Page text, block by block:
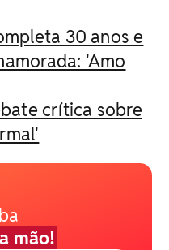
30 anos e
'Amo
crítica sobre
mão!